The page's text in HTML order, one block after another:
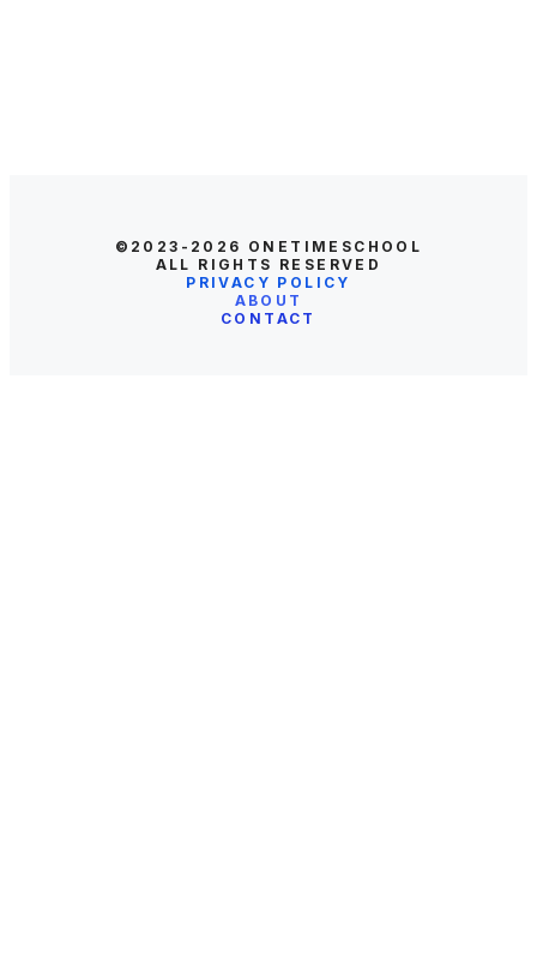
©2023-2026 ONETIMESCHOOL
ALL RIGHTS RESERVED
PRIVACY POLICY
ABOUT
CONTACT